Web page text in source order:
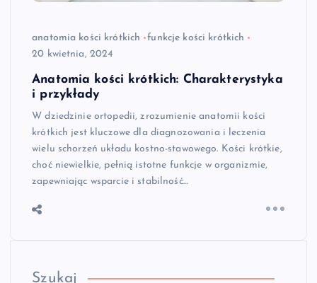
anatomia kości krótkich
funkcje kości krótkich
20 kwietnia, 2024
Anatomia kości krótkich: Charakterystyka
i przykłady
W dziedzinie ortopedii, zrozumienie anatomii kości
krótkich jest kluczowe dla diagnozowania i leczenia
wielu schorzeń układu kostno-stawowego. Kości krótkie,
choć niewielkie, pełnią istotne funkcje w organizmie,
zapewniając wsparcie i stabilność…
Szukaj